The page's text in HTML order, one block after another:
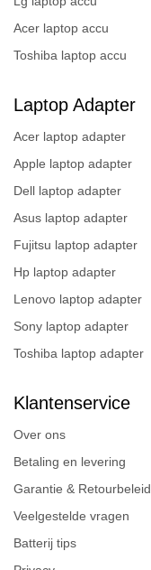
Acer laptop accu
Toshiba laptop accu
Laptop Adapter
Acer laptop adapter
Apple laptop adapter
Dell laptop adapter
Asus laptop adapter
Fujitsu laptop adapter
Hp laptop adapter
Lenovo laptop adapter
Sony laptop adapter
Toshiba laptop adapter
Klantenservice
Over ons
Betaling en levering
Garantie & Retourbeleid
Veelgestelde vragen
Batterij tips